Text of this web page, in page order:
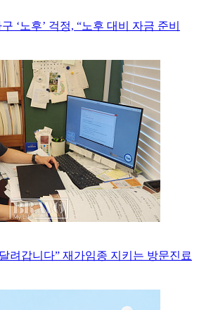
‘노후’ 걱정, “노후 대비 자금 준비
려갑니다” 재가임종 지키는 방문진료